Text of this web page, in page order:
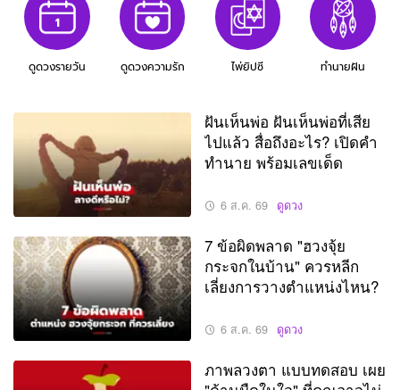
ดูดวงรายวัน ดูดวงความรัก ไพ่ยิปซี ทำนายฝัน
ฝันเห็นพ่อ ฝันเห็นพ่อที่เสีย
ไปแล้ว สื่อถึงอะไร? เปิดคำ
ทำนาย พร้อมเลขเด็ด
6 ส.ค. 69 ดูดวง
7 ข้อผิดพลาด "ฮวงจุ้ย
กระจกในบ้าน" ควรหลีก
เลี่ยงการวางตำแหน่งไหน?
6 ส.ค. 69 ดูดวง
ภาพลวงตา แบบทดสอบ เผย